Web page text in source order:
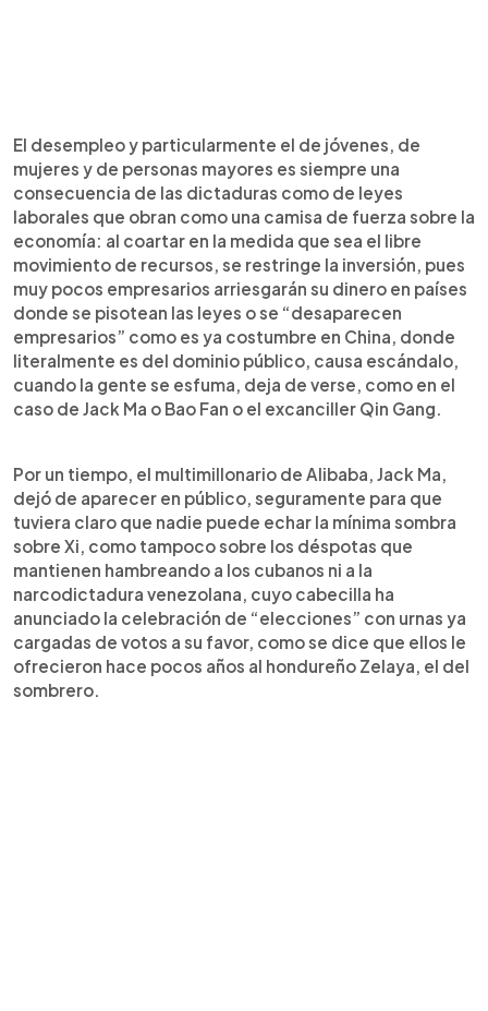
El desempleo y particularmente el de jóvenes, de
mujeres y de personas mayores es siempre una
consecuencia de las dictaduras como de leyes
laborales que obran como una camisa de fuerza sobre la
economía: al coartar en la medida que sea el libre
movimiento de recursos, se restringe la inversión, pues
muy pocos empresarios arriesgarán su dinero en países
donde se pisotean las leyes o se “desaparecen
empresarios” como es ya costumbre en China, donde
literalmente es del dominio público, causa escándalo,
cuando la gente se esfuma, deja de verse, como en el
caso de Jack Ma o Bao Fan o el excanciller Qin Gang.
Por un tiempo, el multimillonario de Alibaba, Jack Ma,
dejó de aparecer en público, seguramente para que
tuviera claro que nadie puede echar la mínima sombra
sobre Xi, como tampoco sobre los déspotas que
mantienen hambreando a los cubanos ni a la
narcodictadura venezolana, cuyo cabecilla ha
anunciado la celebración de “elecciones” con urnas ya
cargadas de votos a su favor, como se dice que ellos le
ofrecieron hace pocos años al hondureño Zelaya, el del
sombrero.